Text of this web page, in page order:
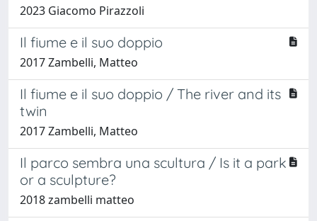
2023 Giacomo Pirazzoli
Il fiume e il suo doppio
2017 Zambelli, Matteo
Il fiume e il suo doppio / The river and its
twin
2017 Zambelli, Matteo
Il parco sembra una scultura / Is it a park
or a sculpture?
2018 zambelli matteo